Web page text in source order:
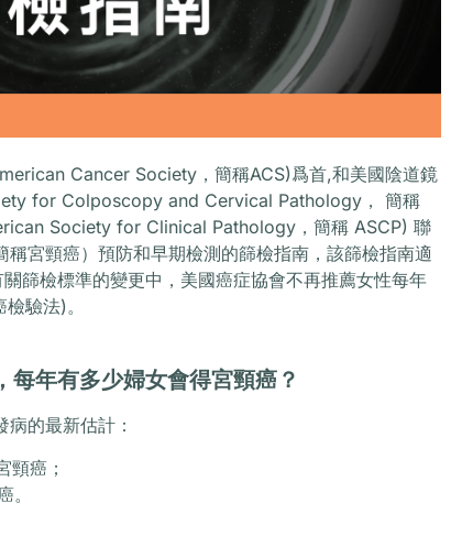
Cancer Society，簡稱ACS)爲首,和美國陰道鏡
for Colposcopy and Cervical Pathology， 簡稱
Society for Clinical Pathology，簡稱 ASCP) 聯
宮頸癌）預防和早期檢測的篩檢指南，該篩檢指南適
篩檢標準的變更中，美國癌症協會不再推薦女性每年
驗法)。
年有多少婦女會得宮頸癌？
的最新估計：
頸癌；
。